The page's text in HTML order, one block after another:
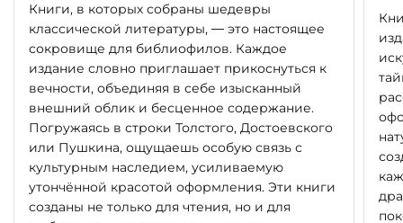
Книги, в которых собраны шедевры
классической литературы, — это настоящее
сокровище для библиофилов. Каждое
издание словно приглашает прикоснуться к
вечности, объединяя в себе изысканный
внешний облик и бесценное содержание.
Погружаясь в строки Толстого, Достоевского
или Пушкина, ощущаешь особую связь с
культурным наследием, усиливаемую
утончённой красотой оформления. Эти книги
созданы не только для чтения, но и для